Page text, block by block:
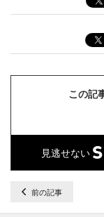
この記
見逃せない
前の記事